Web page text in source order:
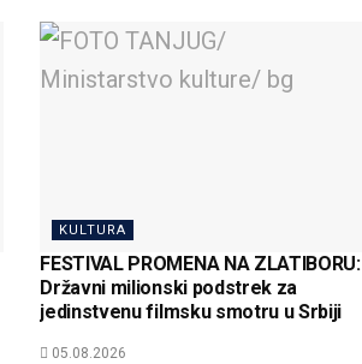
KULTURA
FESTIVAL PROMENA NA ZLATIBORU:
Državni milionski podstrek za
jedinstvenu filmsku smotru u Srbiji
05.08.2026